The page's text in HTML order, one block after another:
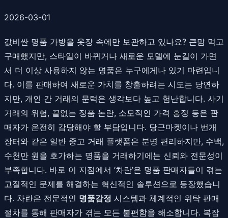
2026-03-01
값비싼 명품 가방을 옷장 속에만 보관하고 있나요? 큰맘 먹고
구매했지만, 스타일이 바뀌거나 새로운 모델에 눈길이 가면
서 더 이상 사용하지 않는 명품은 누구에게나 있기 마련입니
다. 이를 판매하여 새로운 가치를 창출하려는 시도는 당연하
지만, 개인 간 거래의 문턱은 생각보다 높고 험난합니다. 사기
거래의 위험, 끝없는 정품 논란, 소모적인 가격 흥정 등은 판
매자가 온전히 감당해야 할 부담입니다. 당근마켓이나 번개
장터와 같은 일반 중고 거래 플랫폼은 분명 편리하지만, 수백,
수천만 원을 호가하는 명품을 거래하기에는 신뢰와 전문성이
부족합니다. 바로 이 지점에서 ‘차란’은 명품 판매자들이 겪는
고질적인 문제를 해결하는 혁신적인 솔루션으로 등장했습니
다. 차란은 전문적인 명품감정 시스템과 체계적인 위탁 판매
절차를 통해 판매자가 겪는 모든 불편함을 해소합니다. 복잡